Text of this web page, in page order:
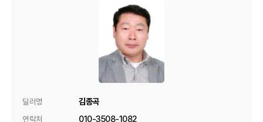
딜러명 김종곡
연락처 010-3508-1082